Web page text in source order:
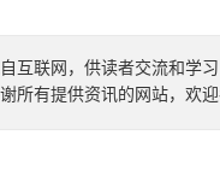
互联网，供读者交流和学
所有提供资讯的网站，欢